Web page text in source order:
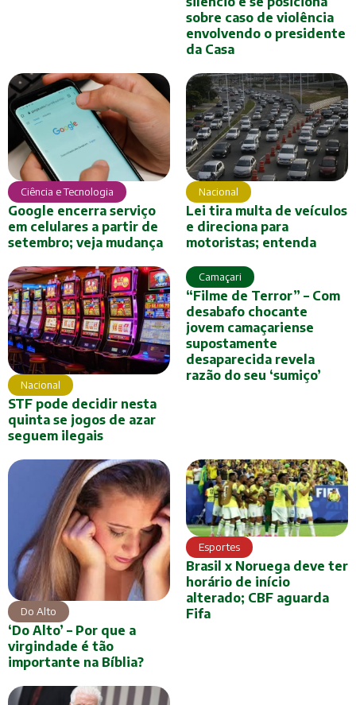
sobre caso de violência
envolvendo o presidente
da Casa
Ciência e Tecnologia
Google encerra serviço
em celulares a partir de
setembro; veja mudança
Nacional
Lei tira multa de veículos
e direciona para
motoristas; entenda
Nacional
STF pode decidir nesta
quinta se jogos de azar
seguem ilegais
Camaçari
“Filme de Terror” – Com
desabafo chocante
jovem camaçariense
supostamente
desaparecida revela
razão do seu ‘sumiço’
Do Alto
‘Do Alto’ – Por que a
virgindade é tão
importante na Bíblia?
Esportes
Brasil x Noruega deve ter
horário de início
alterado; CBF aguarda
Fifa